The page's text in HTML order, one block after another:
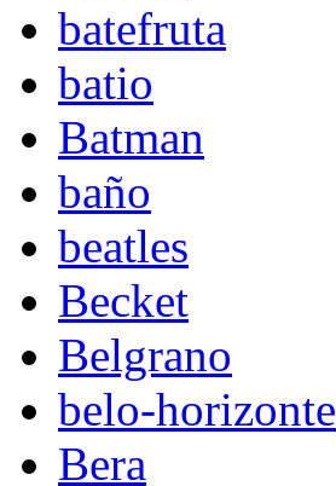
batefruta
batio
Batman
baño
beatles
Becket
Belgrano
belo-horizonte
Bera